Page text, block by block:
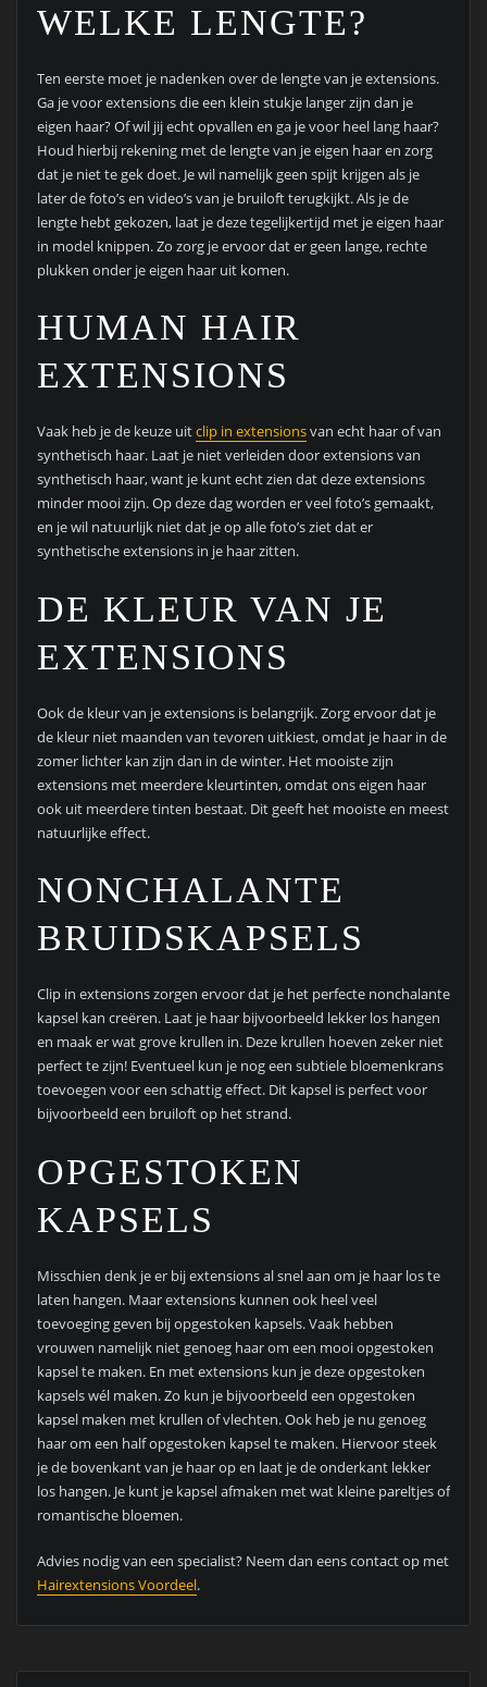
WELKE LENGTE?
Ten eerste moet je nadenken over de lengte van je extensions.
Ga je voor extensions die een klein stukje langer zijn dan je
eigen haar? Of wil jij echt opvallen en ga je voor heel lang haar?
Houd hierbij rekening met de lengte van je eigen haar en zorg
dat je niet te gek doet. Je wil namelijk geen spijt krijgen als je
later de foto’s en video’s van je bruiloft terugkijkt. Als je de
lengte hebt gekozen, laat je deze tegelijkertijd met je eigen haar
in model knippen. Zo zorg je ervoor dat er geen lange, rechte
plukken onder je eigen haar uit komen.
HUMAN HAIR
EXTENSIONS
Vaak heb je de keuze uitclip in extensionsvan echt haar of van
synthetisch haar. Laat je niet verleiden door extensions van
synthetisch haar, want je kunt echt zien dat deze extensions
minder mooi zijn. Op deze dag worden er veel foto’s gemaakt,
en je wil natuurlijk niet dat je op alle foto’s ziet dat er
synthetische extensions in je haar zitten.
DE KLEUR VAN JE
EXTENSIONS
Ook de kleur van je extensions is belangrijk. Zorg ervoor dat je
de kleur niet maanden van tevoren uitkiest, omdat je haar in de
zomer lichter kan zijn dan in de winter. Het mooiste zijn
extensions met meerdere kleurtinten, omdat ons eigen haar
ook uit meerdere tinten bestaat. Dit geeft het mooiste en meest
natuurlijke effect.
NONCHALANTE
BRUIDSKAPSELS
Clip in extensions zorgen ervoor dat je het perfecte nonchalante
kapsel kan creëren. Laat je haar bijvoorbeeld lekker los hangen
en maak er wat grove krullen in. Deze krullen hoeven zeker niet
perfect te zijn! Eventueel kun je nog een subtiele bloemenkrans
toevoegen voor een schattig effect. Dit kapsel is perfect voor
bijvoorbeeld een bruiloft op het strand.
OPGESTOKEN
KAPSELS
Misschien denk je er bij extensions al snel aan om je haar los te
laten hangen. Maar extensions kunnen ook heel veel
toevoeging geven bij opgestoken kapsels. Vaak hebben
vrouwen namelijk niet genoeg haar om een mooi opgestoken
kapsel te maken. En met extensions kun je deze opgestoken
kapsels wél maken. Zo kun je bijvoorbeeld een opgestoken
kapsel maken met krullen of vlechten. Ook heb je nu genoeg
haar om een half opgestoken kapsel te maken. Hiervoor steek
je de bovenkant van je haar op en laat je de onderkant lekker
los hangen. Je kunt je kapsel afmaken met wat kleine pareltjes of
romantische bloemen.
Advies nodig van een specialist? Neem dan eens contact op met
Hairextensions Voordeel.